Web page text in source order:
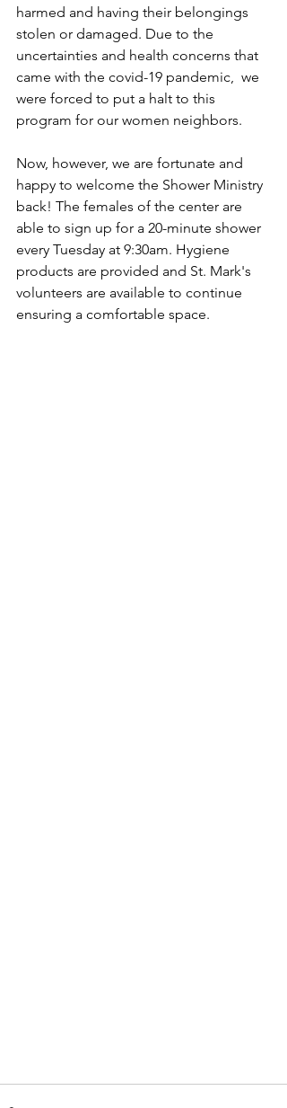
harmed and having their belongings
stolen or damaged. Due to the
uncertainties and health concerns that
came with the covid-19 pandemic,  we
were forced to put a halt to this
program for our women neighbors.
Now, however, we are fortunate and
happy to welcome the Shower Ministry
back! The females of the center are
able to sign up for a 20-minute shower
every Tuesday at 9:30am. Hygiene
products are provided and St. Mark's
volunteers are available to continue
ensuring a comfortable space.